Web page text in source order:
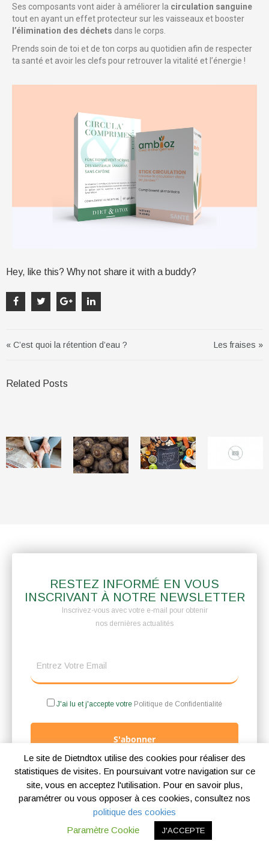
Ses composants vont aider à améliorer la circulation sanguine
tout en ayant un effet protecteur sur les vaisseaux et booster
l’élimination des déchets dans le corps.
Prends soin de toi et de ton corps au quotidien afin de respecter
ta santé et avoir les clefs pour retrouver la vitalité et l’énergie !
Hey, like this? Why not share it with a buddy?
« C’est quoi la rétention d’eau ? Les fraises »
Related Posts
RESTEZ INFORMÉ EN VOUS
INSCRIVANT À NOTRE NEWSLETTER
Inscrivez-vous avec votre e-mail pour obtenir
nos dernières actualités
J'ai lu et j'accepte votre Politique de Confidentialité
S'abonner
Mentions légales Politique de confidentialitéPolitique des cookies
Copyright © 2026 | Blog Ambioz
Le site de Dietndtox utilise des cookies pour réaliser des
statistiques de visites. En poursuivant votre navigation sur ce
site, vous en acceptez l'utilisation. Pour en savoir plus,
paramétrer ou vous opposer à ces cookies, consultez nos
politique des cookies
Paramètre Cookie
J'ACCEPTE